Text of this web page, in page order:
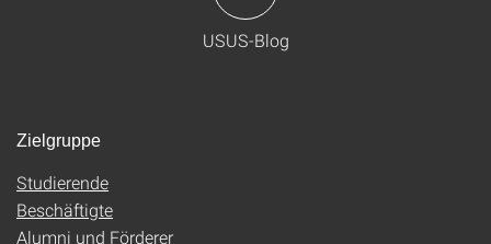
USUS-Blog
Zielgruppe
Studierende
Beschäftigte
Alumni und Förderer